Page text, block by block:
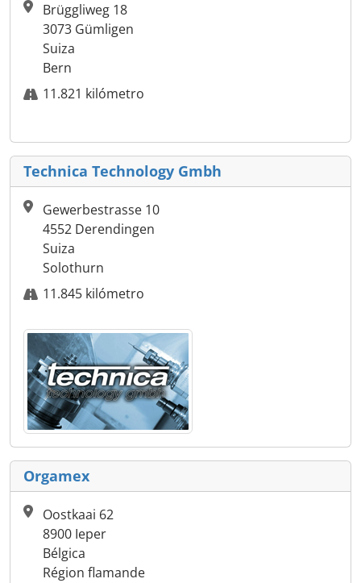
Brüggliweg 18
3073 Gümligen
Suiza
Bern
11.821 kilómetro
Technica Technology Gmbh
Gewerbestrasse 10
4552 Derendingen
Suiza
Solothurn
11.845 kilómetro
Orgamex
Oostkaai 62
8900 Ieper
Bélgica
Région flamande